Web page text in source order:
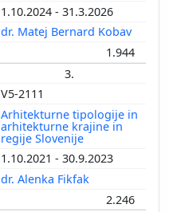
1.10.2024 - 31.3.2026
dr. Matej Bernard Kobav
1.944
3.
V5-2111
Arhitekturne tipologije in
arhitekturne krajine in
regije Slovenije
1.10.2021 - 30.9.2023
dr. Alenka Fikfak
2.246